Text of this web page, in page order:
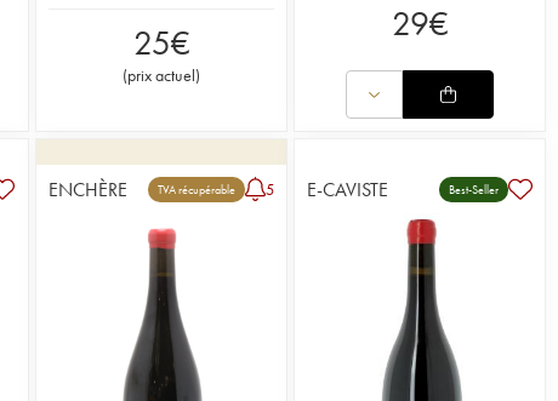
25€
(prix actuel)
29€
ENCHÈRE TVA récupérable 5 E-CAVISTE Best-Seller